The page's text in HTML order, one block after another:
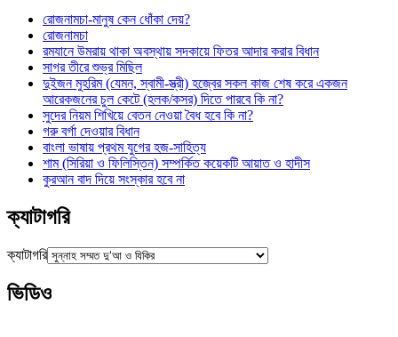
রোজনামচা-মানুষ কেন ধোঁকা দেয়?
রোজনামচা
রমযানে উমরায় থাকা অবস্থায় সদকায়ে ফিতর আদার করার বিধান
সাগর তীরে শুভ্র মিছিল
দুইজন মুহরিম (যেমন, স্বামী-স্ত্রী) হজ্বের সকল কাজ শেষ করে একজন
আরেকজনের চুল কেটে (হলক/কসর) দিতে পারবে কি না?
সুদের নিয়ম শিখিয়ে বেতন নেওয়া বৈধ হবে কি না?
গরু বর্গা দেওয়ার বিধান
বাংলা ভাষায় প্রথম যুগের হজ-সাহিত্য
শাম (সিরিয়া ও ফিলিস্তিন) সম্পর্কিত কয়েকটি আয়াত ও হাদীস
কুরআন বাদ দিয়ে সংস্কার হবে না
ক্যাটাগরি
ক্যাটাগরি
ভিডিও